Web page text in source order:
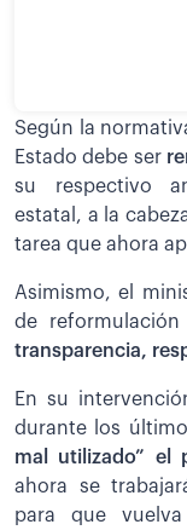
Según la
Estado debe ser
su respectivo
estatal, a la
tarea que ahora
Asimismo, el
de
transparencia,
En su
durante los
mal utilizado” el
ahora se
para que